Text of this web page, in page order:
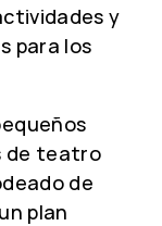
y
para los
de teatro
de
plan